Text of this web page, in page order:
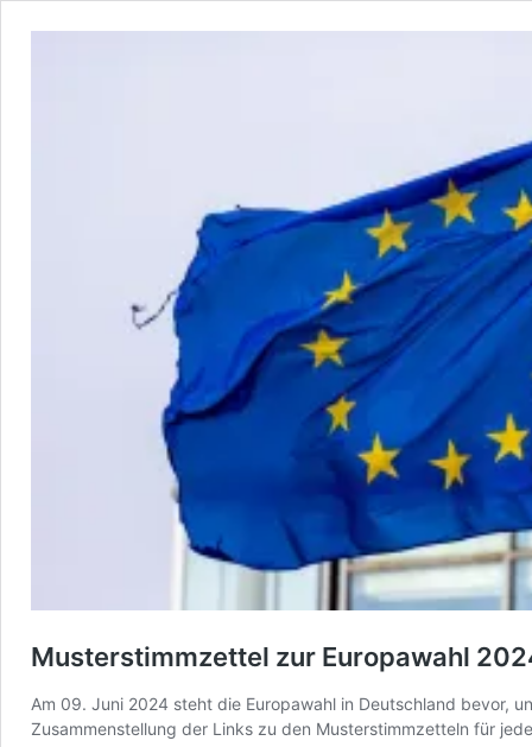
Musterstimmzettel zur Europawahl
Am 09. Juni 2024 steht die Europawahl in Deutschland bevor,
Zusammenstellung der Links zu den Musterstimmzetteln für